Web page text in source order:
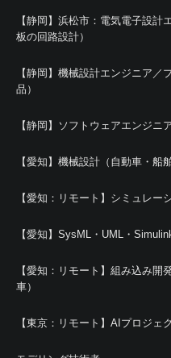
【静岡】浜松市：電気電子設
板の回路設計）
【静岡】機械設計エンジニア
品）
【静岡】ソフトウェアエンジニ
【愛知】機械設計（自動車・船舶
【愛知：リモート】シミュレー
【愛知】SysML・UML・
【愛知：リモート】組み込み
車）
【東京：リモート】AIプロジェ